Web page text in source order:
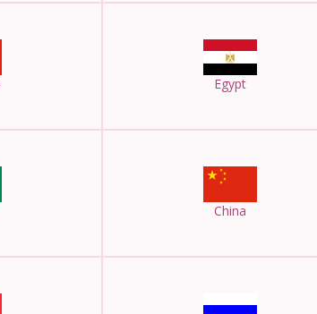
Egypt
China